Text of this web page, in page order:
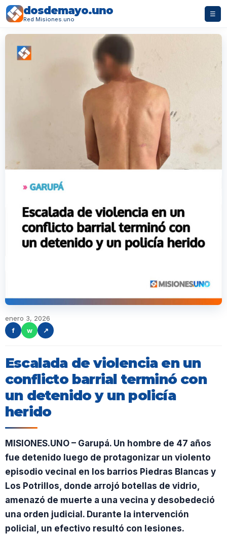
dosdemayo.uno
Red Misiones.uno
☰
enero 3, 2026
f
w ↗
Escalada de violencia en un
conflicto barrial terminó con
un detenido y un policía
herido
MISIONES.UNO – Garupá. Un hombre de 47 años
fue detenido luego de protagonizar un violento
episodio vecinal en los barrios Piedras Blancas y
Los Potrillos, donde arrojó botellas de vidrio,
amenazó de muerte a una vecina y desobedeció
una orden judicial. Durante la intervención
policial, un efectivo resultó con lesiones.